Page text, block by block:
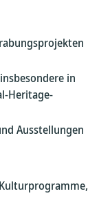
in
Heritage-
Ausstellungen